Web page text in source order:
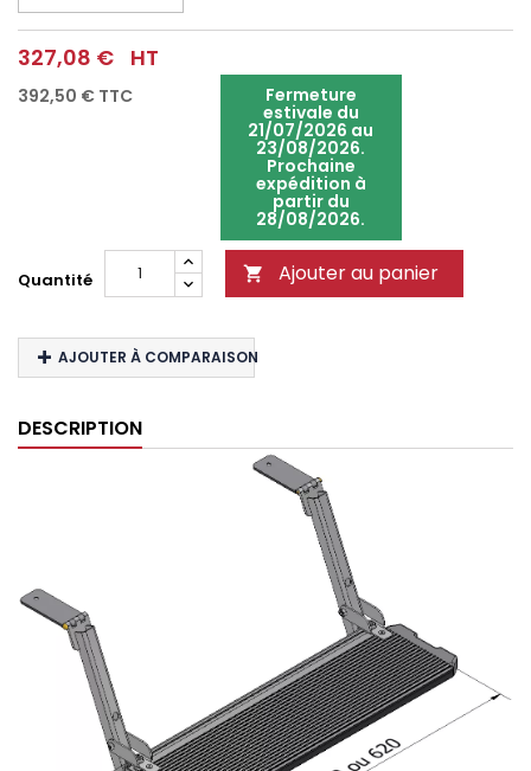
327,08 € HT
392,50 € TTC Fermeture
estivale du
21/07/2026 au
23/08/2026.
Prochaine
expédition à
partir du
28/08/2026.
Quantité  Ajouter au panier
AJOUTER À COMPARAISON
DESCRIPTION